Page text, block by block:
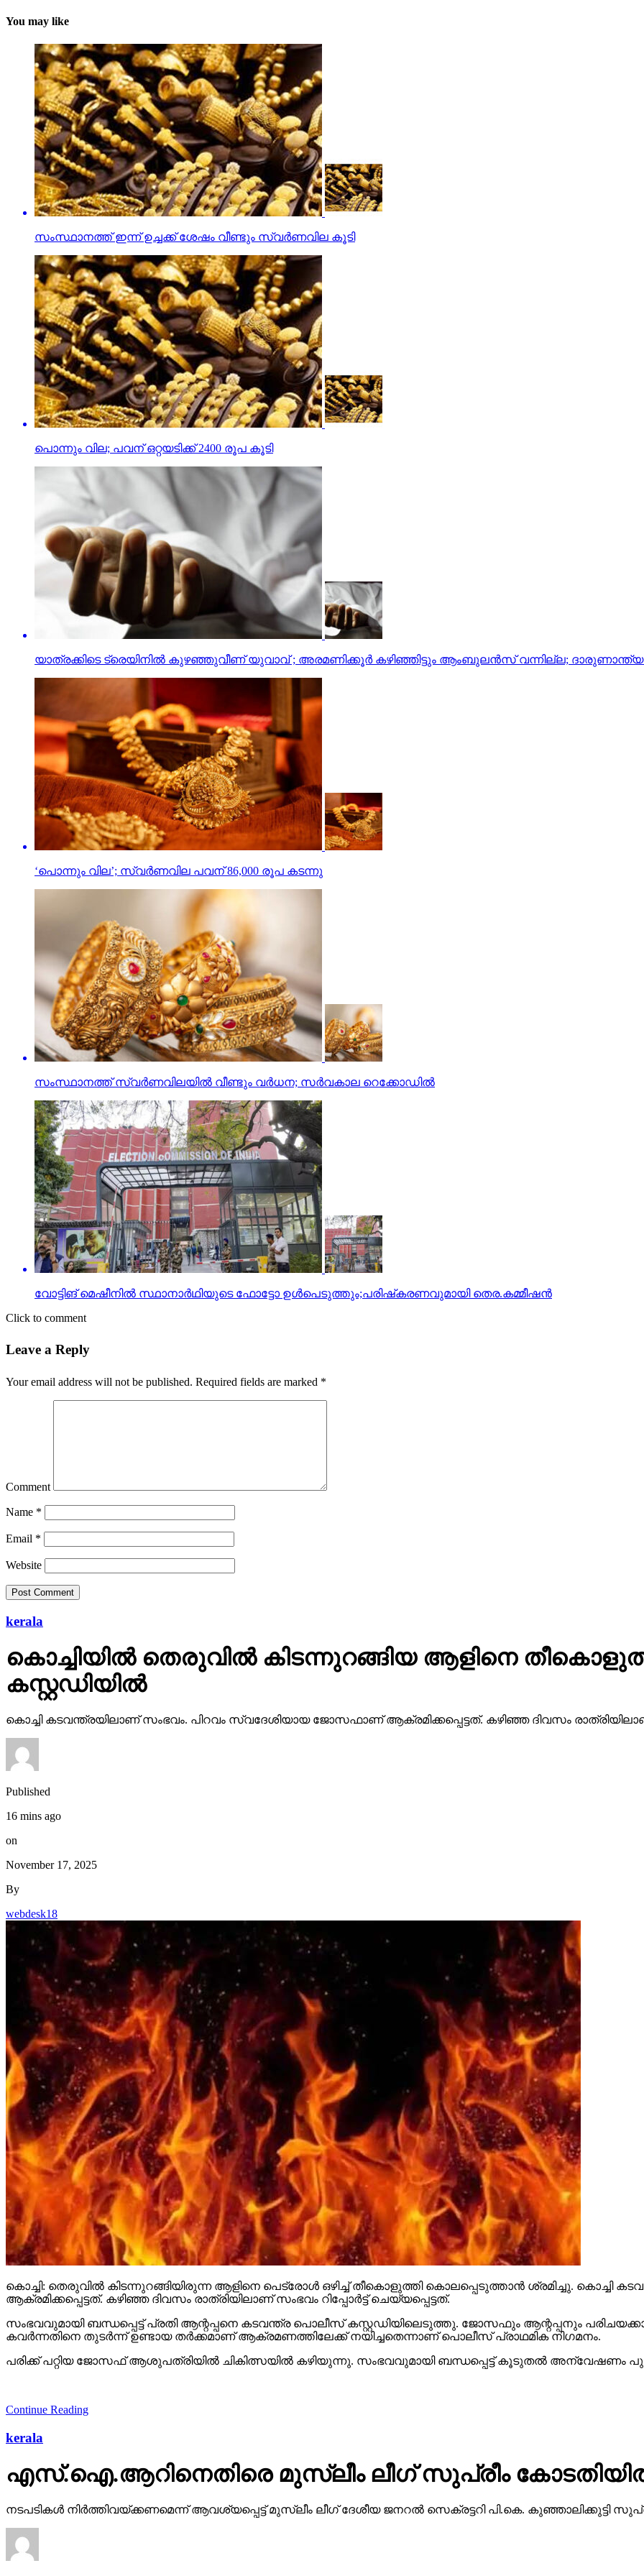
You may like
സംസ്ഥാനത്ത് ഇന്ന് ഉച്ചക്ക് ശേഷം വീണ്ടും സ്വര്‍ണവില കൂടി
പൊന്നും വില; പവന് ഒറ്റയടിക്ക് 2400 രൂപ കൂടി
യാത്രക്കിടെ ട്രെയിനില്‍ കുഴഞ്ഞുവീണ് യുവാവ് ; അരമണിക്കൂർ കഴിഞ്ഞിട്ടും ആംബുലൻസ് വന്നില്ല;
‘പൊന്നും വില’; സ്വര്‍ണവില പവന് 86,000 രൂപ കടന്നു
സംസ്ഥാനത്ത് സ്വര്‍ണവിലയില്‍ വീണ്ടും വര്‍ധന; സർവകാല റെക്കോഡിൽ
വോട്ടിങ് മെഷീനില്‍ സ്ഥാനാര്‍ഥിയുടെ ഫോട്ടോ ഉള്‍പെടുത്തും;പരിഷ്‌കരണവുമായി തെര.കമ്മീഷന്‍
Click to comment
Leave a Reply
Your email address will not be published. Required fields are marked *
Comment
Name *
Email *
Website
kerala
കൊച്ചിയില്‍ തെരുവില്‍ കിടന്നുറങ്ങിയ ആളിനെ
കസ്റ്റഡിയില്‍
കൊച്ചി കടവന്ത്രയിലാണ് സംഭവം. പിറവം സ്വദേശിയായ ജോസഫാണ് ആക്രമിക്കപ്പെട്ടത്. കഴിഞ്ഞ ദിവസം രാത്രിയിലാണ്
Published
16 mins ago
on
November 17, 2025
By
webdesk18
കൊച്ചി: തെരുവില്‍ കിടന്നുറങ്ങിയിരുന്ന ആളിനെ പെട്രോള്‍ ഒഴിച്ച് തീകൊളുത്തി കൊലപ്പെടുത്താന്‍ ശ്രമിച്ചു.
ആക്രമിക്കപ്പെട്ടത്. കഴിഞ്ഞ ദിവസം രാത്രിയിലാണ് സംഭവം റിപ്പോര്‍ട്ട് ചെയ്യപ്പെട്ടത്.
സംഭവവുമായി ബന്ധപ്പെട്ട് പ്രതി ആന്റപ്പനെ കടവന്ത്ര പൊലീസ് കസ്റ്റഡിയിലെടുത്തു. ജോസഫും ആന്റപ്പനും
കവര്‍ന്നതിനെ തുടര്‍ന്ന് ഉണ്ടായ തര്‍ക്കമാണ് ആക്രമണത്തിലേക്ക് നയിച്ചതെന്നാണ് പൊലീസ് പ്രാഥമിക നിഗമനം.
പരിക്ക് പറ്റിയ ജോസഫ് ആശുപത്രിയില്‍ ചികിത്സയില്‍ കഴിയുന്നു. സംഭവവുമായി ബന്ധപ്പെട്ട് കൂടുതല്‍ അന്വേഷണം
Continue Reading
kerala
എസ്.ഐ.ആറിനെതിരെ മുസ്ലീം ലീഗ് സുപ്രീം
നടപടികള്‍ നിര്‍ത്തിവയ്ക്കണമെന്ന് ആവശ്യപ്പെട്ട് മുസ്ലീം ലീഗ് ദേശീയ ജനറല്‍ സെക്രട്ടറി പി.കെ. കുഞ്ഞാലിക്കുട്ടി